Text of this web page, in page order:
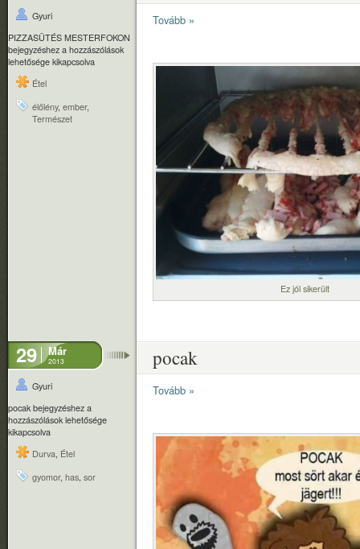
Gyuri
PIZZASÜTÉS MESTERFOKON
bejegyzéshez a hozzászólások
lehetősége kikapcsolva
Étel
élőlény, ember,
Természet
Tovább »
Ez jól sikerült
29 Már
2013
Gyuri
pocak bejegyzéshez a
hozzászólások lehetősége
kikapcsolva
Durva, Étel
gyomor, has, sor
pocak
Tovább »